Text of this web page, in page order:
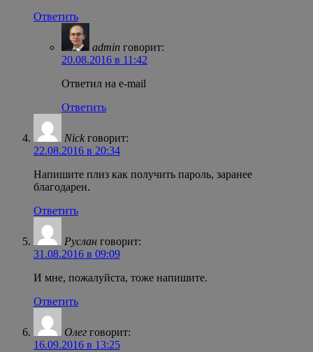
Ответить
admin говорит:
20.08.2016 в 11:42
Ответил на e-mail
Ответить
Nick говорит:
22.08.2016 в 20:34
Напишите плиз как получить пароль, заранее
благодарен.
Ответить
Руслан говорит:
31.08.2016 в 09:09
И мне, пожалуйста, тоже напишите.
Ответить
Олег говорит:
16.09.2016 в 13:25